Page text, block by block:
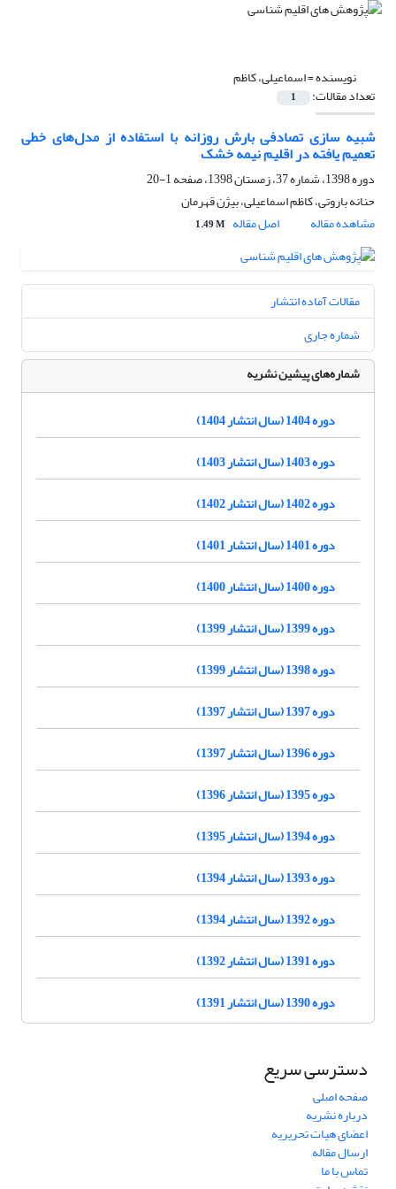
نویسنده =اسماعیلی، کاظم
تعداد مقالات: 1
شبیه سازی تصادفی بارش روزانه با استفاده از مدل‌های خطی
تعمیم یافته در اقلیم نیمه خشک
دوره 1398، شماره 37، زمستان 1398، صفحه
1-20
حنانه باروتی، کاظم اسماعیلی، بیژن قهرمان
مشاهده مقاله
اصل مقاله 1.49 M
مقالات آماده انتشار
شماره جاری
شماره‌های پیشین نشریه
دوره 1404 (سال انتشار 1404)
دوره 1403 (سال انتشار 1403)
دوره 1402 (سال انتشار 1402)
دوره 1401 (سال انتشار 1401)
دوره 1400 (سال انتشار 1400)
دوره 1399 (سال انتشار 1399)
دوره 1398 (سال انتشار 1399)
دوره 1397 (سال انتشار 1397)
دوره 1396 (سال انتشار 1397)
دوره 1395 (سال انتشار 1396)
دوره 1394 (سال انتشار 1395)
دوره 1393 (سال انتشار 1394)
دوره 1392 (سال انتشار 1394)
دوره 1391 (سال انتشار 1392)
دوره 1390 (سال انتشار 1391)
دسترسی سریع
صفحه اصلی
درباره نشریه
اعضای هیات تحریریه
ارسال مقاله
تماس با ما